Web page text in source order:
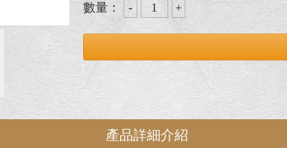
數量：
產品詳細介紹